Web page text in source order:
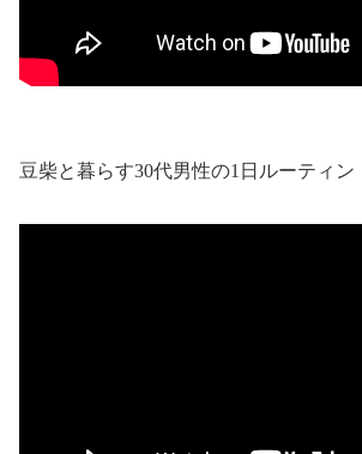
豆柴と暮らす30代男性の1日ルーティン